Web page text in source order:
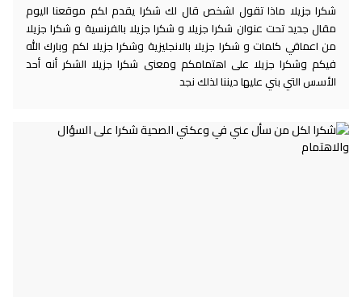
شكرا جزيلا ماذا تقول لشخص قال لك شكرا يقدم لكم موقعنا اليوم
مقال جديد تحت عنوان شكرا جزيلا و شكرا جزيلا بالفرنسية و شكرا جزيلا
من اعماقي كلمات و شكرا جزيلا بالانجليزية وشكرا جزيلا لكم وبارك الله
فيكم وشكرا جزيلا على اهتمامكم ومعنى شكرا جزيلا الشكر أنه أحد
الأسس التي بني عليها ديننا لذلك نجد